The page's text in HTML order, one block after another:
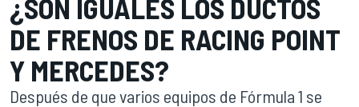
¿SON IGUALES LOS DUCTOS
DE FRENOS DE RACING POINT
Y MERCEDES?
Después de que varios equipos de Fórmula 1 se